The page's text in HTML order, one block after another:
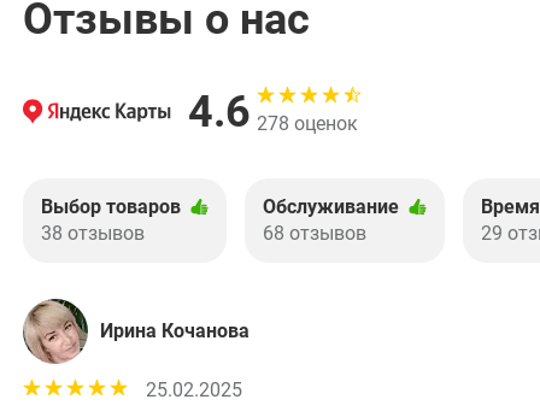
Отзывы о нас
4.6 278 оценок
Выбор товаров
38 отзывов
Обслуживание
68 отзывов
29
Ирина Кочанова
25.02.2025